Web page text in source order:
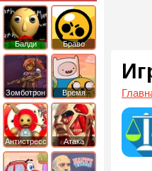
Балди
Браво
Старс
Зомботрон
Время
Приключений
Антистресс
Атака
Титанов